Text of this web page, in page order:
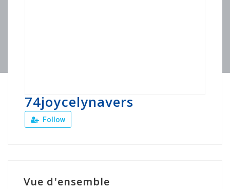
74joycelynavers
Follow
Vue d'ensemble